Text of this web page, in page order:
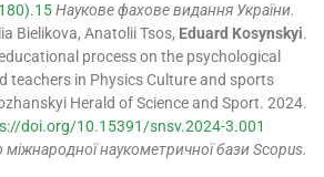
Наукове фахове видання України.
Bielikova, Anatolii Tsos, Eduard Kosynskyi.
process on the psychological
teachers in Physics Culture and sports
Herald of Science and Sport. 2024.
doi.org/10.15391/snsv.2024-3.001
наукометричної бази Scopus.